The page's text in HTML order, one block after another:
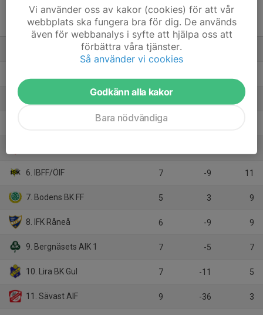
9 mot 9 Pojkar 14 år Grupp
M +/-
1. Storfors AIK 1 7
6
6. IBFF/ÖIF 7 -9 11
7. Bodens BK FF 5 3 9
8. IFK Råneå 6 -9 9
9. Bergnäsets AIK 1 7 -5 7
10. Lira BK Gul 7 -11 5
11. Sävast AIF 9 -36 3
Vi använder oss av kakor (cookies) för att vår
webbplats ska fungera bra för dig. De används
även för webbanalys i syfte att hjälpa oss att
förbättra våra tjänster.
Så använder vi cookies
Godkänn alla kakor
Bara nödvändiga